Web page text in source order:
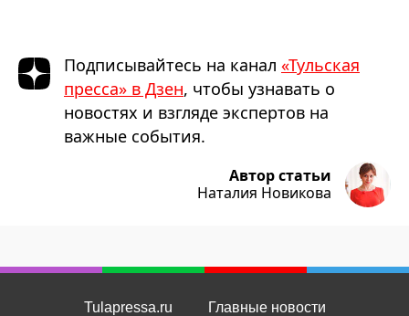
Подписывайтесь на канал «Тульская
пресса» в Дзен, чтобы узнавать о
новостях и взгляде экспертов на
важные события.
Автор статьи
Наталия Новикова
Tulapressa.ru
Главные новости